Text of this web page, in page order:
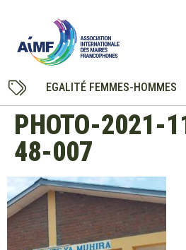
EGALITÉ FEMMES-HOMMES
PHOTO-2021-
48-007